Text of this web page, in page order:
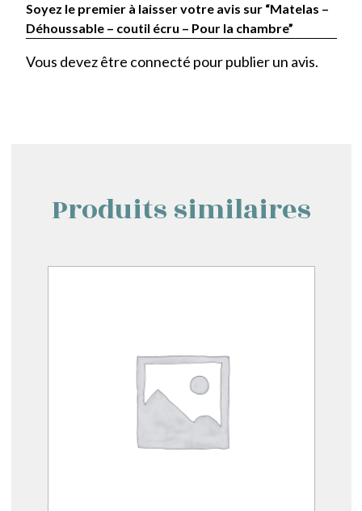
Soyez le premier à laisser votre avis sur “Matelas –
Déhoussable – coutil écru – Pour la chambre”
Vous devez être connecté pour publier un avis.
Produits similaires